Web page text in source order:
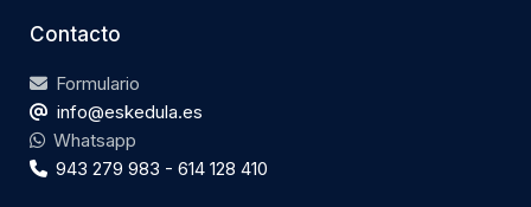
Contacto
Formulario
info@eskedula.es
Whatsapp
943 279 983 - 614 128 410